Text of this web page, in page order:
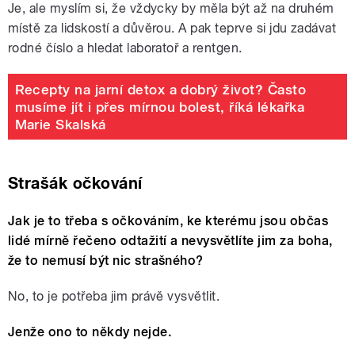
Je, ale myslím si, že vždycky by měla být až na druhém
místě za lidskostí a důvěrou. A pak teprve si jdu zadávat
rodné číslo a hledat laboratoř a rentgen.
Recepty na jarní detox a dobrý život? Často
musíme jít i přes mírnou bolest, říká lékařka
Marie Skalská
Strašák očkování
Jak je to třeba s očkováním, ke kterému jsou občas
lidé mírně řečeno odtažití a nevysvětlíte jim za boha,
že to nemusí být nic strašného?
No, to je potřeba jim právě vysvětlit.
Jenže ono to někdy nejde.